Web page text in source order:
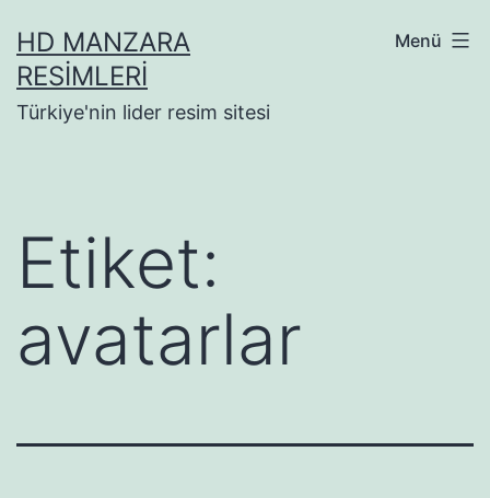
geçHD MANZARA
RESIMLERI
Türkiye'nin lider resim sitesi
Menü
Etiket:
avatarlar